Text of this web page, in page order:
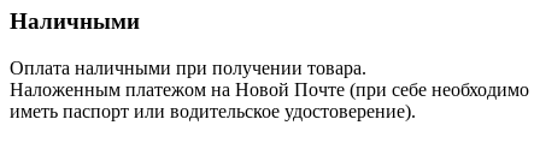
Наличными
Оплата наличными при получении товара.
Наложенным платежом на Новой Почте (при себе необходимо
иметь паспорт или водительское удостоверение).